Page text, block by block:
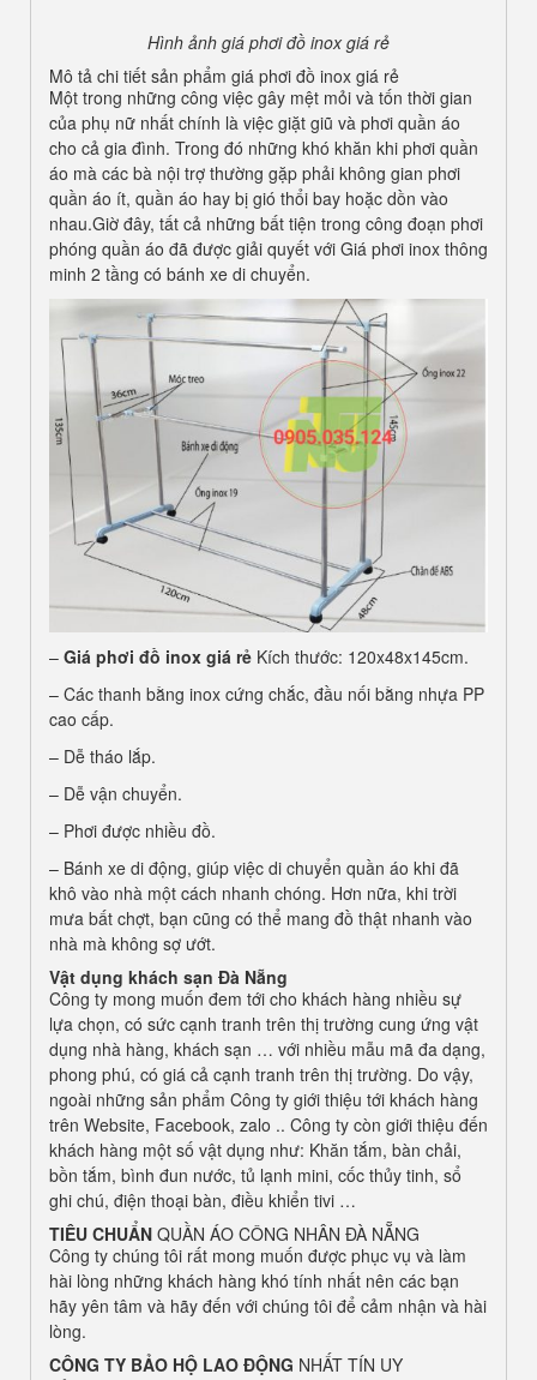
Hình ảnh giá phơi đồ inox giá rẻ
Mô tả chi tiết sản phẩm giá phơi đồ inox giá rẻ
Một trong những công việc gây mệt mỏi và tốn thời gian
của phụ nữ nhất chính là việc giặt giũ và phơi quần áo
cho cả gia đình. Trong đó những khó khăn khi phơi quần
áo mà các bà nội trợ thường gặp phải không gian phơi
quần áo ít, quần áo hay bị gió thổi bay hoặc dồn vào
nhau.Giờ đây, tất cả những bất tiện trong công đoạn phơi
phóng quần áo đã được giải quyết với Giá phơi inox thông
minh 2 tầng có bánh xe di chuyển.
– Giá phơi đồ inox giá rẻ Kích thước: 120x48x145cm.
– Các thanh bằng inox cứng chắc, đầu nối bằng nhựa PP
cao cấp.
– Dễ tháo lắp.
– Dễ vận chuyển.
– Phơi được nhiều đồ.
– Bánh xe di động, giúp việc di chuyển quần áo khi đã
khô vào nhà một cách nhanh chóng. Hơn nữa, khi trời
mưa bất chợt, bạn cũng có thể mang đồ thật nhanh vào
nhà mà không sợ ướt.
Vật dụng khách sạn Đà Nẵng
Công ty mong muốn đem tới cho khách hàng nhiều sự
lựa chọn, có sức cạnh tranh trên thị trường cung ứng vật
dụng nhà hàng, khách sạn … với nhiều mẫu mã đa dạng,
phong phú, có giá cả cạnh tranh trên thị trường. Do vậy,
ngoài những sản phẩm Công ty giới thiệu tới khách hàng
trên Website, Facebook, zalo .. Công ty còn giới thiệu đến
khách hàng một số vật dụng như: Khăn tắm, bàn chải,
bồn tắm, bình đun nước, tủ lạnh mini, cốc thủy tinh, sổ
ghi chú, điện thoại bàn, điều khiển tivi …
TIÊU CHUẨN QUẦN ÁO CÔNG NHÂN ĐÀ NẴNG
Công ty chúng tôi rất mong muốn được phục vụ và làm
hài lòng những khách hàng khó tính nhất nên các bạn
hãy yên tâm và hãy đến với chúng tôi để cảm nhận và hài
lòng.
CÔNG TY BẢO HỘ LAO ĐỘNG NHẤT TÍN UY